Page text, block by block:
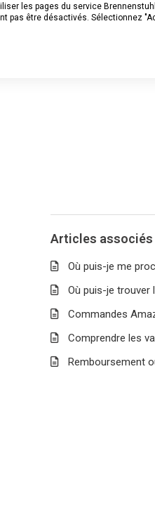
produits, achetez-les
du produit, les
Articles associés
Où puis-je me
Où puis-je trouver
Commandes
Comprendre les
Remboursement
les pages du service
pas être désactivés. Sélectionnez